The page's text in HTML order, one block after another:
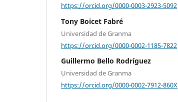
https://orcid.org/0000-0003-2923-5092
Tony Boicet Fabré
Universidad de Granma
https://orcid.org/0000-0002-1185-7822
Guillermo Bello Rodríguez
Universidad de Granma
https://orcid.org/0000-0002-7912-860X